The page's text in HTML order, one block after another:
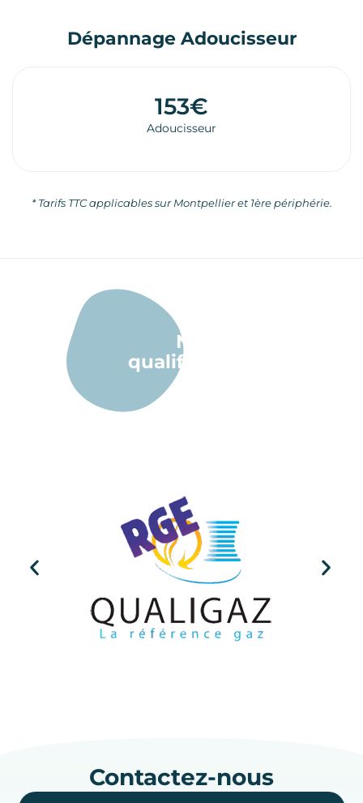
Dépannage Adoucisseur
153€
Adoucisseur
* Tarifs TTC applicables sur Montpellier et 1ère périphérie.
Nos
qualifications
Contactez-nous